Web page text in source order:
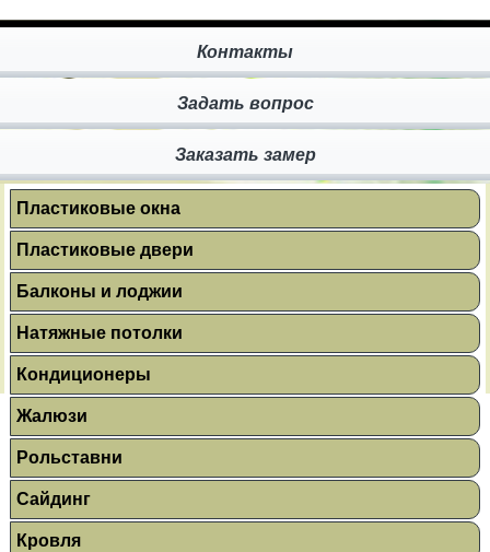
Контакты
Задать вопрос
Заказать замер
Пластиковые окна
Пластиковые двери
Балконы и лоджии
Натяжные потолки
Кондиционеры
Жалюзи
Рольставни
Сайдинг
Кровля